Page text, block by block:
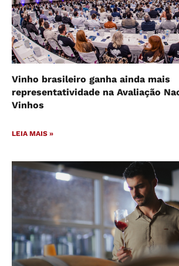
Vinho brasileiro ganha ainda mais
representatividade na Avaliação
Vinhos
LEIA MAIS »